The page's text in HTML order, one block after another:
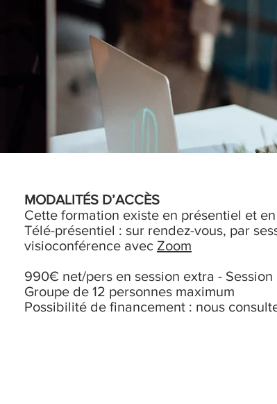
MODALITÉS D’ACCÈS
Cette formation existe en présentiel et
Télé-présentiel : sur rendez-vous, par
visioconférence avec Zoom
990€ net/pers en session extra - Session
Groupe de 12 personnes maximum
Possibilité de financement : nous